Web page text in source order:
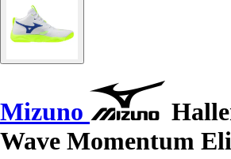
Mizuno
Wave Momentum